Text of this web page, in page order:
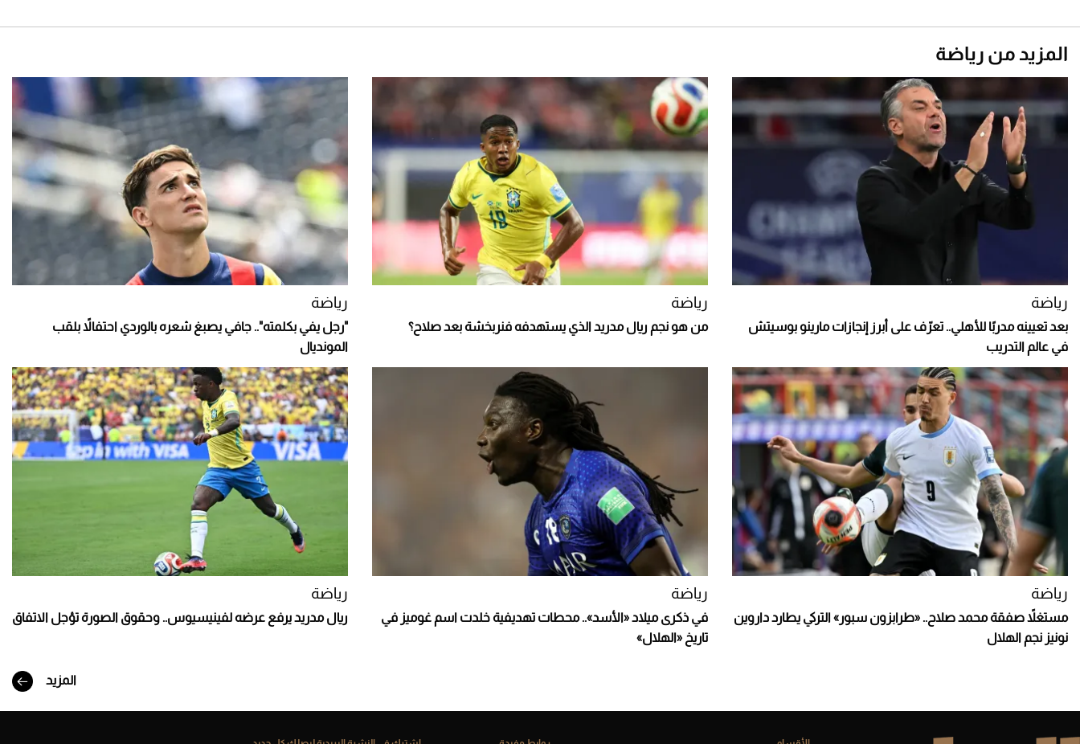
المزيد من رياضة
رياضة
بعد تعيينه مدربًا للأهلي.. تعرّف على أبرز إنجازات مارينو بوسيتش
في عالم التدريب
رياضة
من هو نجم ريال مدريد الذي يستهدفه فنربخشة بعد صلاح؟
رياضة
"رجل يفي بكلمته".. جافي يصبغ شعره بالوردي احتفالاً بلقب
المونديال
رياضة
مستغلاً صفقة محمد صلاح.. «طرابزون سبور» التركي يطارد داروين
نونيز نجم الهلال
رياضة
في ذكرى ميلاد «الأسد».. محطات تهديفية خلدت اسم غوميز في
تاريخ «الهلال»
رياضة
ريال مدريد يرفع عرضه لفينيسيوس.. وحقوق الصورة تؤجل الاتفاق
المزيد